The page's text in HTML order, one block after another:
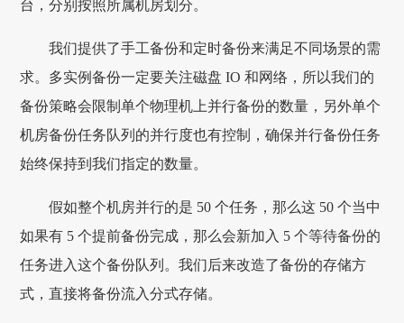
台，分别按照所属机房划分。
我们提供了手工备份和定时备份来满足不同场景的需
求。多实例备份一定要关注磁盘 IO 和网络，所以我们的
备份策略会限制单个物理机上并行备份的数量，另外单个
机房备份任务队列的并行度也有控制，确保并行备份任务
始终保持到我们指定的数量。
假如整个机房并行的是 50 个任务，那么这 50 个当中
如果有 5 个提前备份完成，那么会新加入 5 个等待备份的
任务进入这个备份队列。我们后来改造了备份的存储方
式，直接将备份流入分式存储。